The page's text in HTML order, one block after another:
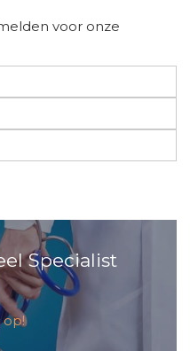
voor onze
Specialist
op!